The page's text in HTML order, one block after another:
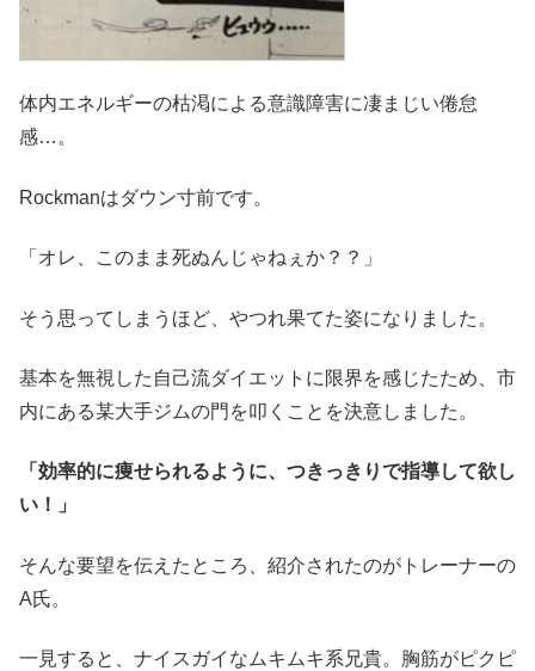
体内エネルギーの枯渇による意識障害に凄まじい倦怠
感…。
Rockmanはダウン寸前です。
「オレ、このまま死ぬんじゃねぇか？？」
そう思ってしまうほど、やつれ果てた姿になりました。
基本を無視した自己流ダイエットに限界を感じたため、市
内にある某大手ジムの門を叩くことを決意しました。
「効率的に痩せられるように、つきっきりで指導して欲し
い！」
そんな要望を伝えたところ、紹介されたのがトレーナーの
A氏。
一見すると、ナイスガイなムキムキ系兄貴。胸筋がピクピ